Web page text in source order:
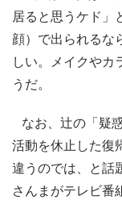
居ると思うケド」
顔）で出られるな
しい。メイクやカ
うだ。
なお、辻の「疑
活動を休止した復
違うのでは、と話
さんまがテレビ番